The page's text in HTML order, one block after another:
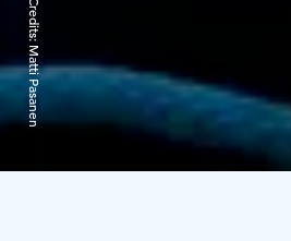
Credits:
Matti Pasanen